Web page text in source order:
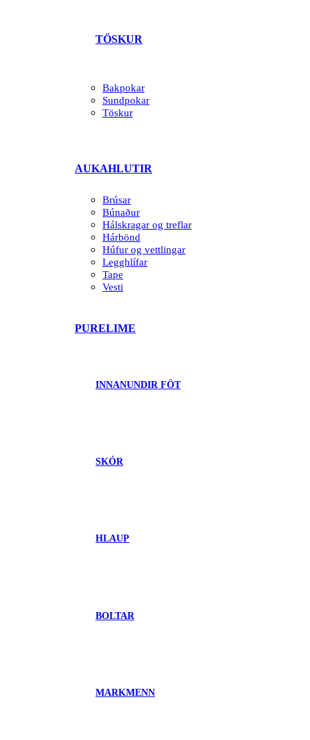
TÖSKUR
Bakpokar
Sundpokar
Töskur
AUKAHLUTIR
Brúsar
Búnaður
Hálskragar og treflar
Hárbönd
Húfur og vettlingar
Legghlífar
Tape
Vesti
PURELIME
INNANUNDIR FÖT
SKÓR
HLAUP
BOLTAR
MARKMENN